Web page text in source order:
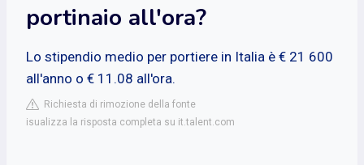
portinaio all'ora?
Lo stipendio medio per portiere in Italia è € 21 600
all'anno o € 11.08 all'ora.
Richiesta di rimozione della fonte
isualizza la risposta completa su it.talent.com